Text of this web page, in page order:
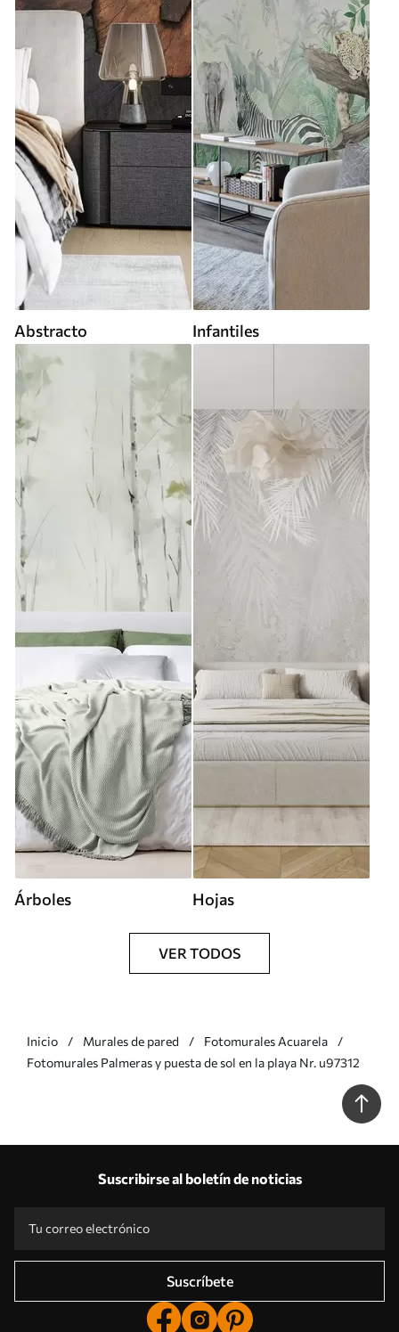
Abstracto Infantiles
Árboles Hojas
VER TODOS
Inicio Murales de pared
Fotomurales Acuarela
Fotomurales Palmeras y puesta de sol en la playa Nr. u97312
Suscribirse al boletín de noticias
Suscríbete